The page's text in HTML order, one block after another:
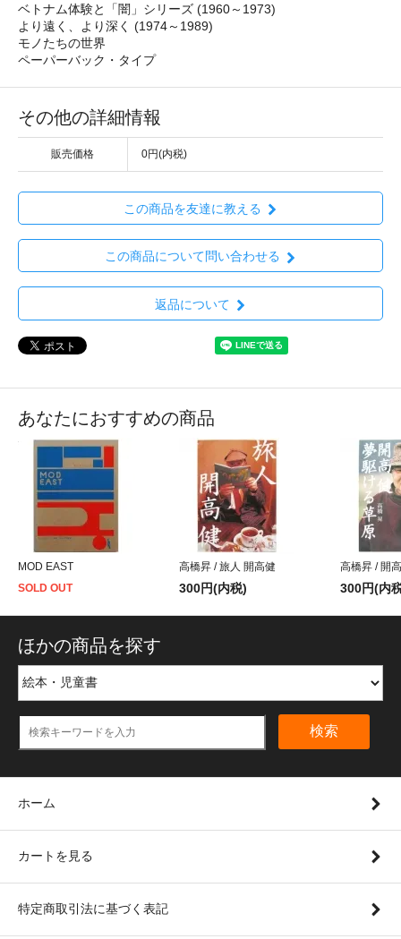
ベトナム体験と「闇」シリーズ (1960～1973)
より遠く、より深く (1974～1989)
モノたちの世界
ペーパーバック・タイプ
その他の詳細情報
販売価格 0円(内税)
この商品を友達に教える
この商品について問い合わせる
返品について
あなたにおすすめの商品
MOD EAST
SOLD OUT
高橋昇 / 旅人 開高健
300円(内税)
高橋昇 / 開
300円(内
ほかの商品を探す
検索
ホーム
カートを見る
特定商取引法に基づく表記